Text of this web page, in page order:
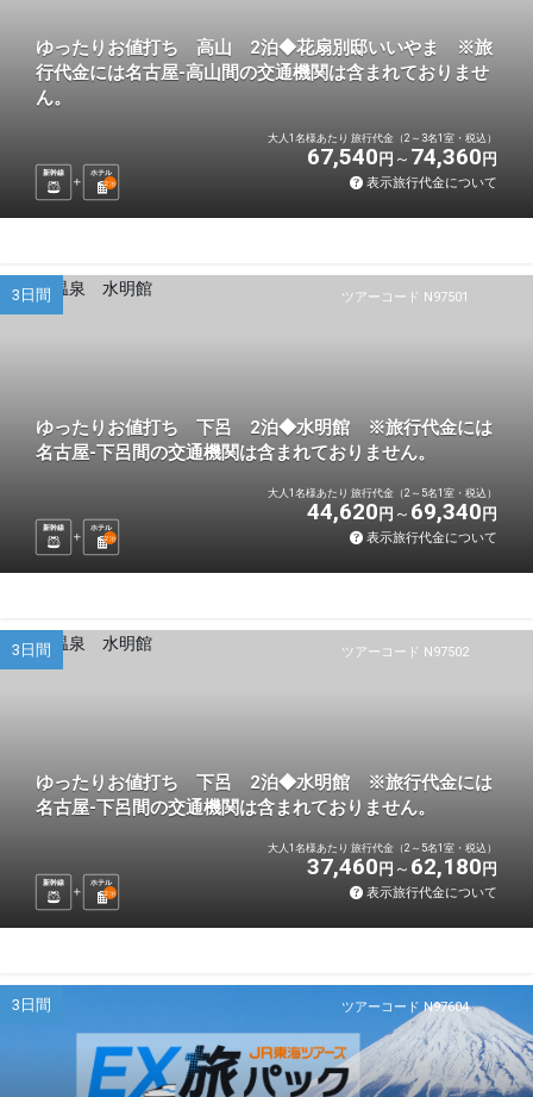
ゆったりお値打ち 高山 2泊◆花扇別邸いいやま ※旅
行代金には名古屋-高山間の交通機関は含まれておりませ
ん。
新幹線
ホテル
2泊
大人1名様あたり 旅行代金（2～3名1室・税込）
67,540 円 74,360 円
表示旅行代金について
ツアーコード N97501
3日間
ゆったりお値打ち 下呂 2泊◆水明館 ※旅行代金には
名古屋-下呂間の交通機関は含まれておりません。
新幹線
ホテル
2泊
大人1名様あたり 旅行代金（2～5名1室・税込）
44,620 円 69,340 円
表示旅行代金について
ツアーコード N97502
3日間
ゆったりお値打ち 下呂 2泊◆水明館 ※旅行代金には
名古屋-下呂間の交通機関は含まれておりません。
新幹線
ホテル
2泊
大人1名様あたり 旅行代金（2～5名1室・税込）
37,460 円 62,180 円
表示旅行代金について
ツアーコード N97604
3日間